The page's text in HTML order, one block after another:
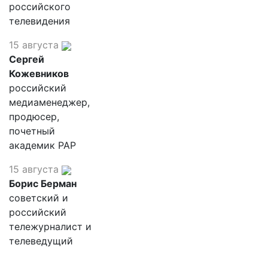
российского
телевидения
15 августа
Сергей
Кожевников
российский
медиаменеджер,
продюсер,
почетный
академик РАР
15 августа
Борис Берман
советский и
российский
тележурналист и
телеведущий